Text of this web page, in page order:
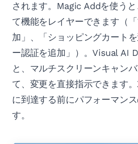
されます。Magic Addを使う
て機能をレイヤーできます（
加」、「ショッピングカート
ー認証を追加」）。Visual AI
と、マルチスクリーンキャン
て、変更を直接指示できます
に到達する前にパフォーマン
す。